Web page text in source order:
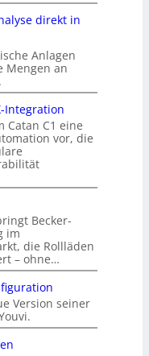
direkt in
Anlagen
Mengen an
Integration
Catan C1 eine
vor, die
Becker-
im
die Rollläden
– ohne…
Version seiner